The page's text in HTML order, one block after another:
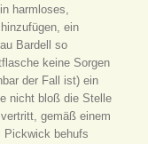
harmloses,
ein
Bardell so
keine Sorgen
der Fall ist) ein
nicht bloß die Stelle
gemäß einem
Pickwick behufs